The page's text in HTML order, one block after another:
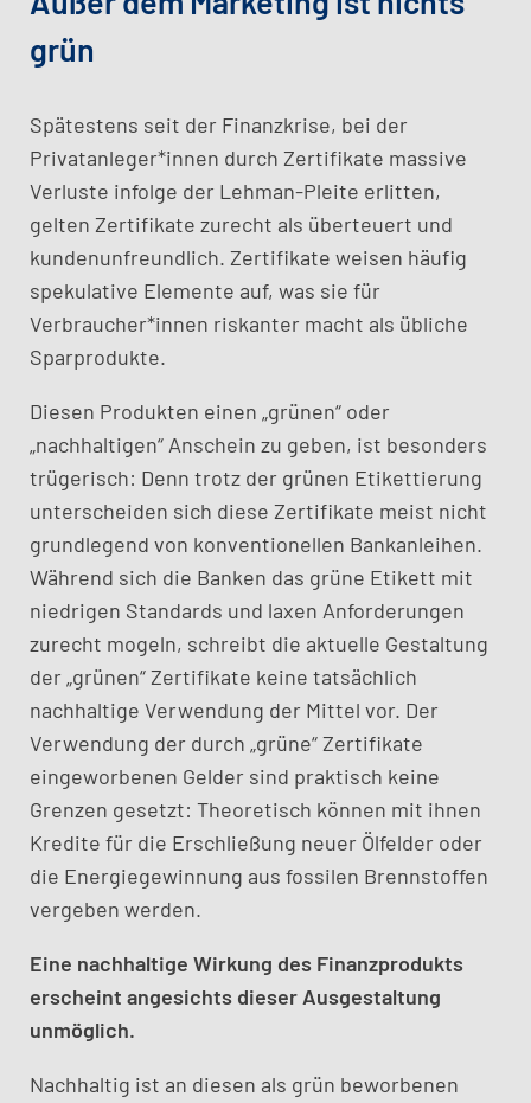
grün
Spätestens seit der Finanzkrise, bei der
Privatanleger*innen durch Zertifikate massive
Verluste infolge der Lehman-Pleite erlitten,
gelten Zertifikate zurecht als überteuert und
kundenunfreundlich. Zertifikate weisen häufig
spekulative Elemente auf, was sie für
Verbraucher*innen riskanter macht als übliche
Sparprodukte.
Diesen Produkten einen „grünen“ oder
„nachhaltigen“ Anschein zu geben, ist besonders
trügerisch: Denn trotz der grünen Etikettierung
unterscheiden sich diese Zertifikate meist nicht
grundlegend von konventionellen Bankanleihen.
Während sich die Banken das grüne Etikett mit
niedrigen Standards und laxen Anforderungen
zurecht mogeln, schreibt die aktuelle Gestaltung
der „grünen“ Zertifikate keine tatsächlich
nachhaltige Verwendung der Mittel vor. Der
Verwendung der durch „grüne“ Zertifikate
eingeworbenen Gelder sind praktisch keine
Grenzen gesetzt: Theoretisch können mit ihnen
Kredite für die Erschließung neuer Ölfelder oder
die Energiegewinnung aus fossilen Brennstoffen
vergeben werden.
Eine nachhaltige Wirkung des Finanzprodukts
erscheint angesichts dieser Ausgestaltung
unmöglich.
Nachhaltig ist an diesen als grün beworbenen